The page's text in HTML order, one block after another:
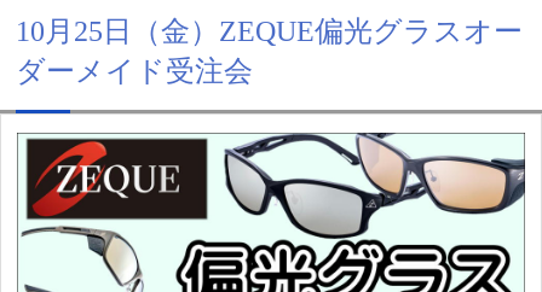
10月25日（金）ZEQUE偏光グラスオー
ダーメイド受注会